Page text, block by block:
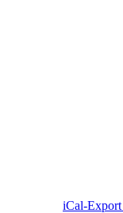
iCal-Export